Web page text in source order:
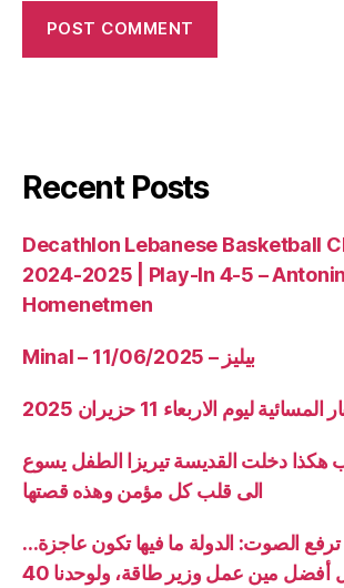
Recent Posts
Decathlon Lebanese Basketball
2024-2025 | Play-In 4-5 –
Homenetmen
Minal – 11/06/2025 – بيليز
ليوم الاربعاء 11 حزيران 2025
هكذا دخلت القديسة تيريزا الطفل يسوع
الى قلب كل مؤمن وهذه قصتها
الصوت: الدولة ما فيها تكون عاجزة…